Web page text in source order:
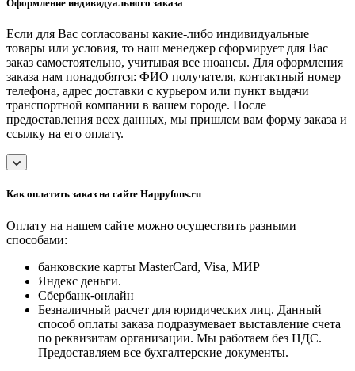
Оформление индивидуального заказа
Если для Вас согласованы какие-либо индивидуальные
товары или условия, то наш менеджер сформирует для Вас
заказ самостоятельно, учитывая все нюансы. Для оформления
заказа нам понадобятся: ФИО получателя, контактный номер
телефона, адрес доставки с курьером или пункт выдачи
транспортной компании в вашем городе. После
предоставления всех данных, мы пришлем вам форму заказа и
ссылку на его оплату.
Как оплатить заказ на сайте Happyfons.ru
Оплату на нашем сайте можно осуществить разными
способами:
банковские карты MasterCard, Visa, МИР
Яндекс деньги.
Сбербанк-онлайн
Безналичный расчет для юридических лиц. Данный
способ оплаты заказа подразумевает выставление счета
по реквизитам организации. Мы работаем без НДС.
Предоставляем все бухгалтерские документы.